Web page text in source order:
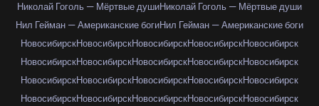
Николай Гоголь — Мёртвые душиНиколай Гоголь — Мёртвые души
Нил Гейман — Американские богиНил Гейман — Американские боги
НовосибирскНовосибирскНовосибирскНовосибирскНовосибирск
НовосибирскНовосибирскНовосибирскНовосибирскНовосибирск
НовосибирскНовосибирскНовосибирскНовосибирскНовосибирск
НовосибирскНовосибирскНовосибирскНовосибирскНовосибирск